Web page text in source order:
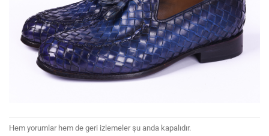
Hem yorumlar hem de geri izlemeler şu anda kapalıdır.